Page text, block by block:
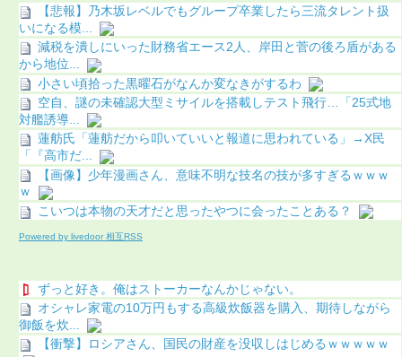
【悲報】乃木坂レベルでもグループ卒業したら三流タレント扱
いになる模...
減税を潰しにいった財務省エース2人、岸田と菅の後ろ盾がある
から地位...
小さい頃拾った黒曜石がなんか変なきがするわ
空自、謎の未確認大型ミサイルを搭載しテスト飛行…「25式地
対艦誘導...
蓮舫氏「蓮舫だから叩いていいと報道に思われている」→X民
「『高市だ...
【画像】少年漫画さん、意味不明な技名の技が多すぎるｗｗｗ
ｗ
こいつは本物の天才だと思ったやつに会ったことある？
Powered by livedoor 相互RSS
ずっと好き。俺はストーカーなんかじゃない。
オシャレ家電の10万円もする高級炊飯器を購入、期待しながら
御飯を炊...
【衝撃】ロシアさん、国民の財産を没収しはじめるｗｗｗｗｗ